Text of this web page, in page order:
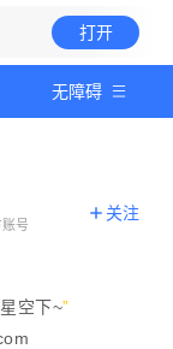
打开
无障碍
号
关注
空下~”